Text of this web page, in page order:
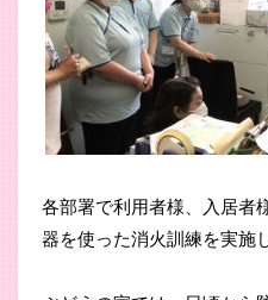
各部署で利用者様、入居者
器を使った消火訓練を実施